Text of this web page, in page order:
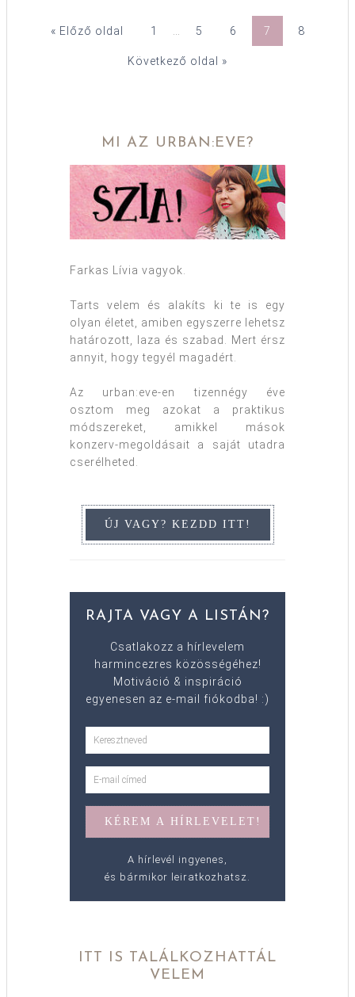
« Előző oldal 1 5 6 7 8
Következő oldal »
MI AZ URBAN:EVE?
Farkas Lívia vagyok.
Tarts velem és alakíts ki te is egy
olyan életet, amiben egyszerre lehetsz
határozott, laza és szabad. Mert érsz
annyit, hogy tegyél magadért.
Az urban:eve-en tizennégy éve
osztom meg azokat a praktikus
módszereket, amikkel mások
konzerv-megoldásait a saját utadra
cserélheted.
RAJTA VAGY A LISTÁN?
Csatlakozz a hírlevelem
harmincezres közösségéhez!
Motiváció & inspiráció
egyenesen az e-mail fiókodba! :)
A hírlevél ingyenes,
és bármikor leiratkozhatsz.
ITT IS TALÁLKOZHATTÁL
VELEM